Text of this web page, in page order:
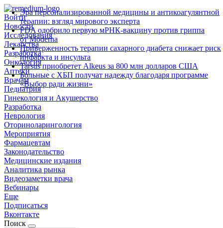
Войти
Новости
Исследования
Лекарства
Разработка
Онкология
Аптеки
Врачам
Педиатрия
Гинекология и Акушерство
Разработка
Неврология
Оториноларингология
Мероприятия
Фармацевтам
Законодательство
Медицинские издания
Аналитика рынка
Видеозаметки врача
Вебинары
Еще
Подписаться
Вконтакте
Поиск
Эра персонализированной медицины и антикоагулянтной
терапии: взгляд мирового эксперта
FDA одобрило первую мРНК‑вакцину против гриппа
от Moderna
Приверженность терапии сахарного диабета снижает риск
инфаркта и инсульта
Tarsus приобретет Alkeus за 800 млн долларов США
Больные с ХБП получат надежду благодаря программе
«Выбор ради жизни»